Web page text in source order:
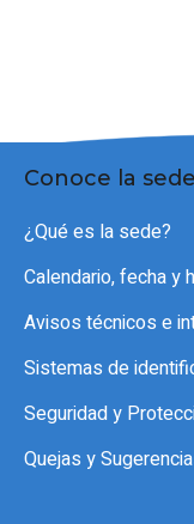
Conoce la sede
¿Qué es la sede?
Calendario, fecha y
Avisos técnicos e
Sistemas de
Seguridad y
Quejas y